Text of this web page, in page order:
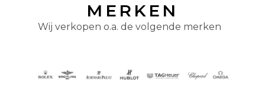
MERKEN
Wij verkopen o.a. de volgende merken